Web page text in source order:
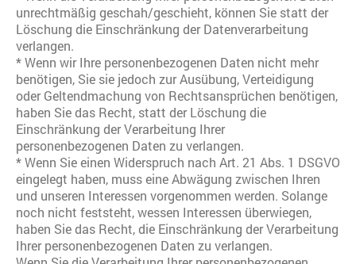
unrechtmäßig geschah/geschieht, können Sie statt der
Löschung die Einschränkung der Datenverarbeitung
verlangen.
* Wenn wir Ihre personenbezogenen Daten nicht mehr
benötigen, Sie sie jedoch zur Ausübung, Verteidigung
oder Geltendmachung von Rechtsansprüchen benötigen,
haben Sie das Recht, statt der Löschung die
Einschränkung der Verarbeitung Ihrer
personenbezogenen Daten zu verlangen.
* Wenn Sie einen Widerspruch nach Art. 21 Abs. 1 DSGVO
eingelegt haben, muss eine Abwägung zwischen Ihren
und unseren Interessen vorgenommen werden. Solange
noch nicht feststeht, wessen Interessen überwiegen,
haben Sie das Recht, die Einschränkung der Verarbeitung
Ihrer personenbezogenen Daten zu verlangen.